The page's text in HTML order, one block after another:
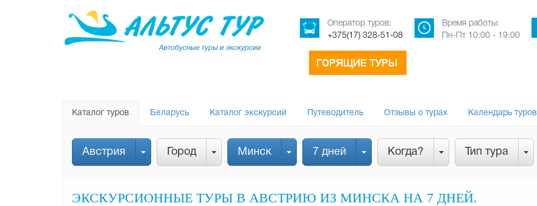
Оператор туров:
+375(17) 328-51-08
Время работы:
Пн-Пт 10:00 - 19:00
Каталог туров Беларусь Каталог экскурсий Путеводитель Отзывы о турах Календарь туров
Австрия Город Минск 7 дней Когда? Тип тура
ЭКСКУРСИОННЫЕ ТУРЫ В АВСТРИЮ ИЗ МИНСКА НА 7 ДНЕЙ.